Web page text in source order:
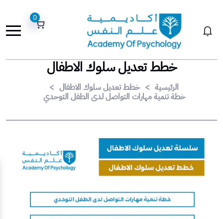
0
خطط تعديل سلوك الاطفال
الرئيسية > خطط تعديل سلوك الاطفال >
خطة تنمية مهارات التواصل لدى الطفل التوحدي